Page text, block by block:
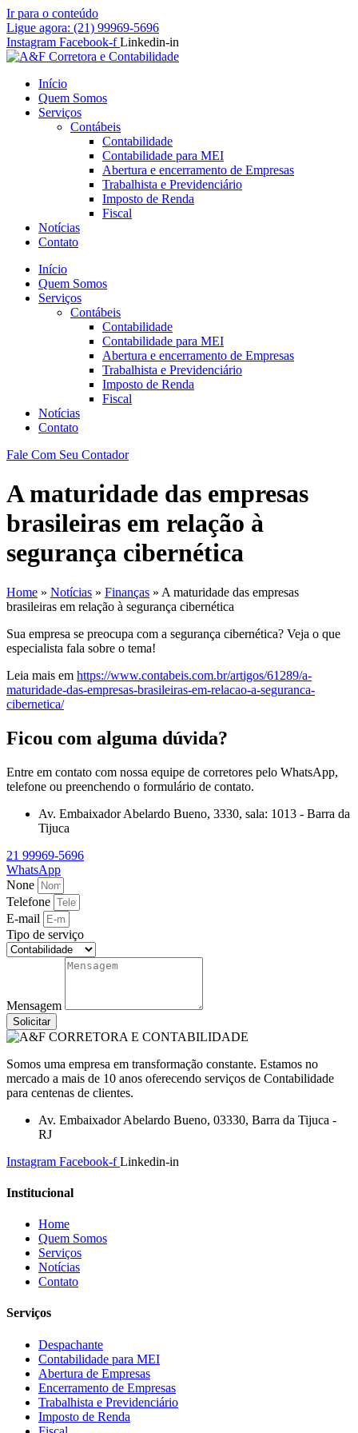
Ir para o conteúdo
Ligue agora: (21) 99969-5696
Instagram Facebook-f Linkedin-in
Início
Quem Somos
Serviços
Contábeis
Contabilidade
Contabilidade para MEI
Abertura e encerramento de Empresas
Trabalhista e Previdenciário
Imposto de Renda
Fiscal
Notícias
Contato
Início
Quem Somos
Serviços
Contábeis
Contabilidade
Contabilidade para MEI
Abertura e encerramento de Empresas
Trabalhista e Previdenciário
Imposto de Renda
Fiscal
Notícias
Contato
Fale Com Seu Contador
A maturidade das empresas
brasileiras em relação à
segurança cibernética
Home » Notícias » Finanças » A maturidade das empresas
brasileiras em relação à segurança cibernética
Sua empresa se preocupa com a segurança cibernética? Veja o que
especialista fala sobre o tema!
Leia mais em https://www.contabeis.com.br/artigos/61289/a-
maturidade-das-empresas-brasileiras-em-relacao-a-seguranca-
cibernetica/
Ficou com alguma dúvida?
Entre em contato com nossa equipe de corretores pelo WhatsApp,
telefone ou preenchendo o formulário de contato.
Av. Embaixador Abelardo Bueno, 3330, sala: 1013 - Barra da
Tijuca
21 99969-5696
WhatsApp
None
Telefone
E-mail
Tipo de serviço
Mensagem
Solicitar
Somos uma empresa em transformação constante. Estamos no
mercado a mais de 10 anos oferecendo serviços de Contabilidade
para centenas de clientes.
Av. Embaixador Abelardo Bueno, 03330, Barra da Tijuca -
RJ
Instagram Facebook-f Linkedin-in
Institucional
Home
Quem Somos
Serviços
Notícias
Contato
Serviços
Despachante
Contabilidade para MEI
Abertura de Empresas
Encerramento de Empresas
Trabalhista e Previdenciário
Imposto de Renda